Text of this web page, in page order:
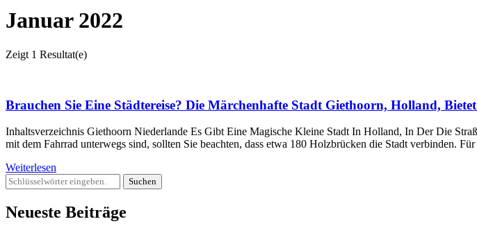
Januar 2022
Zeigt 1 Resultat(e)
Brauchen Sie Eine Städtereise? Die Märchenhafte Stadt Giethoorn, Holland,
Inhaltsverzeichnis Giethoorn Niederlande Es Gibt Eine Magische Kleine Stadt In Holland, In Der Die
mit dem Fahrrad unterwegs sind, sollten Sie beachten, dass etwa 180 Holzbrücken die Stadt verbinden.
Weiterlesen
Suchst
du
nach
etwas?
Neueste Beiträge